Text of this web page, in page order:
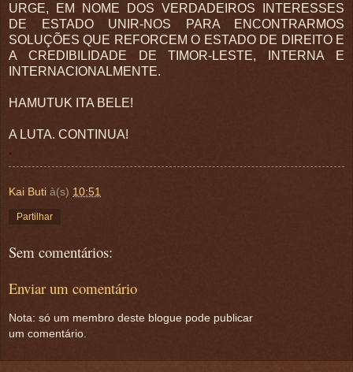
URGE, EM NOME DOS VERDADEIROS INTERESSES
DE ESTADO UNIR-NOS PARA ENCONTRARMOS
SOLUÇÕES QUE REFORCEM O ESTADO DE DIREITO E
A CREDIBILIDADE DE TIMOR-LESTE, INTERNA E
INTERNACIONALMENTE.
HAMUTUK ITA BELE!
A LUTA. CONTINUA!
.
Kai Buti à(s) 10:51
Partilhar
Sem comentários:
Enviar um comentário
Nota: só um membro deste blogue pode publicar
um comentário.